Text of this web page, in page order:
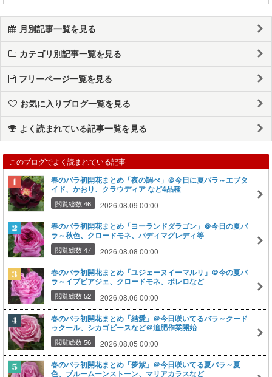
月別記事一覧を見る
カテゴリ別記事一覧を見る
フリーページ一覧を見る
お気に入りブログ一覧を見る
よく読まれている記事一覧を見る
このブログでよく読まれている記事
春のバラ初開花まとめ「夜の調べ」＠今日に夏バラ～エブタ
イド、かおり、クラウディア など4品種
閲覧総数 46 2026.08.09 00:00
春のバラ初開花まとめ「ヨーランドダラゴン」＠今日の夏バ
ラ～秋色、クロードモネ、パディマグレディ等
閲覧総数 47 2026.08.08 00:00
春のバラ初開花まとめ「ユジェーヌイーマルリ」＠今の夏バ
ラ～イブピアジェ、クロードモネ、ボレロなど
閲覧総数 52 2026.08.06 00:00
春のバラ初開花まとめ「結愛」＠今日咲いてるバラ～クード
ゥクール、シカゴピースなど＠追肥作業開始
閲覧総数 56 2026.08.05 00:00
春のバラ初開花まとめ「夢紫」＠今日咲いてる夏バラ～夏
色、ブルームーンストーン、マリアカラスなど